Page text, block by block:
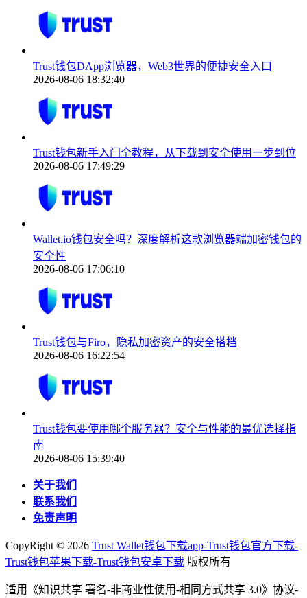
Trust钱包DApp浏览器，Web3世界的便捷安全入口
2026-08-06 18:32:40
Trust钱包新手入门全教程，从下载到安全使用一步到位
2026-08-06 17:49:29
Wallet.io钱包安全吗？深度解析这款浏览器端加密钱包的
安全性
2026-08-06 17:06:10
Trust钱包与Firo，隐私加密资产的安全搭档
2026-08-06 16:22:54
Trust钱包要使用哪个服务器？安全与性能的最优选择指
南
2026-08-06 15:39:40
关于我们
联系我们
免责声明
CopyRight © 2026 Trust Wallet钱包下载app-Trust钱包官方下载-
Trust钱包苹果下载-Trust钱包安卓下载 版权所有
适用《知识共享 署名-非商业性使用-相同方式共享 3.0》协议-